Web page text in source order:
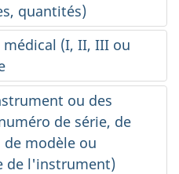
quantités)
(I, II, III ou
ou des
de série, de
modèle ou
de l'instrument)